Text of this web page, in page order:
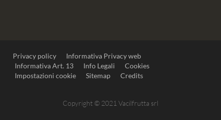
Privacy policy
Informativa Privacy web
Informativa Art. 13
Info Legali
Cookies
Impostazioni cookie
Sitemap Credits
Copyright © 2021 Vacilfrutta srl